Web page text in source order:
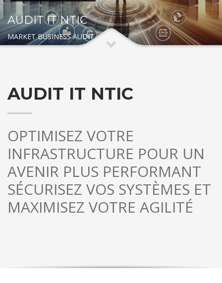
AUDIT IT NTIC
MARKET BUSINESS AUDIT
AUDIT IT NTIC
OPTIMISEZ VOTRE
INFRASTRUCTURE POUR UN
AVENIR PLUS PERFORMANT
SÉCURISEZ VOS SYSTÈMES ET
MAXIMISEZ VOTRE AGILITÉ